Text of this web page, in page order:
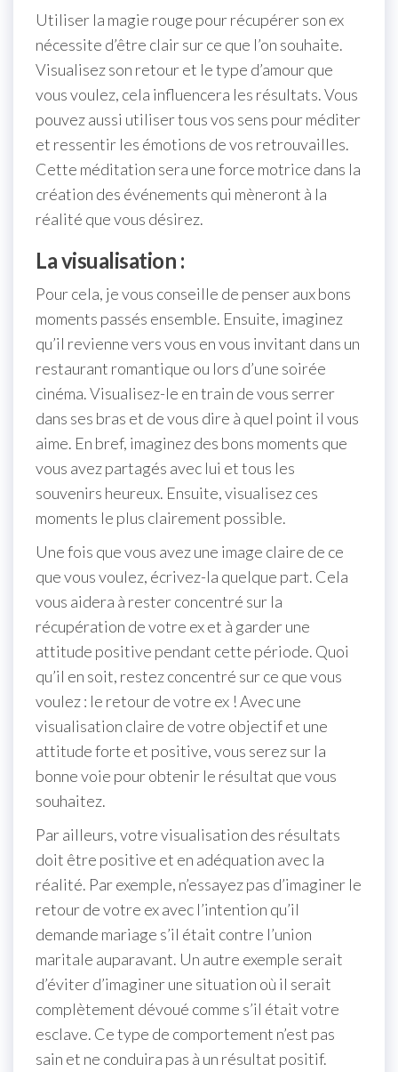
Utiliser la magie rouge pour récupérer son ex
nécessite d’être clair sur ce que l’on souhaite.
Visualisez son retour et le type d’amour que
vous voulez, cela influencera les résultats. Vous
pouvez aussi utiliser tous vos sens pour méditer
et ressentir les émotions de vos retrouvailles.
Cette méditation sera une force motrice dans la
création des événements qui mèneront à la
réalité que vous désirez.
La visualisation :
Pour cela, je vous conseille de penser aux bons
moments passés ensemble. Ensuite, imaginez
qu’il revienne vers vous en vous invitant dans un
restaurant romantique ou lors d’une soirée
cinéma. Visualisez-le en train de vous serrer
dans ses bras et de vous dire à quel point il vous
aime. En bref, imaginez des bons moments que
vous avez partagés avec lui et tous les
souvenirs heureux. Ensuite, visualisez ces
moments le plus clairement possible.
Une fois que vous avez une image claire de ce
que vous voulez, écrivez-la quelque part. Cela
vous aidera à rester concentré sur la
récupération de votre ex et à garder une
attitude positive pendant cette période. Quoi
qu’il en soit, restez concentré sur ce que vous
voulez : le retour de votre ex ! Avec une
visualisation claire de votre objectif et une
attitude forte et positive, vous serez sur la
bonne voie pour obtenir le résultat que vous
souhaitez.
Par ailleurs, votre visualisation des résultats
doit être positive et en adéquation avec la
réalité. Par exemple, n’essayez pas d’imaginer le
retour de votre ex avec l’intention qu’il
demande mariage s’il était contre l’union
maritale auparavant. Un autre exemple serait
d’éviter d’imaginer une situation où il serait
complètement dévoué comme s’il était votre
esclave. Ce type de comportement n’est pas
sain et ne conduira pas à un résultat positif.